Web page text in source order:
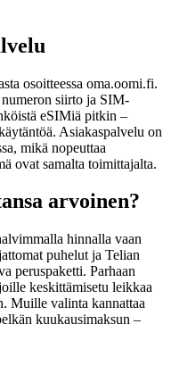
osoitteessa oma.oomi.fi.
siirto ja SIM-
eSIMiä pitkin –
Asiakaspalvelu on
mikä nopeuttaa
ovat samalta toimittajalta.
arvoinen?
hinnalla vaan
puhelut ja Telian
peruspaketti. Parhaan
keskittämisetu leikkaa
Muille valinta kannattaa
kuukausimaksun –